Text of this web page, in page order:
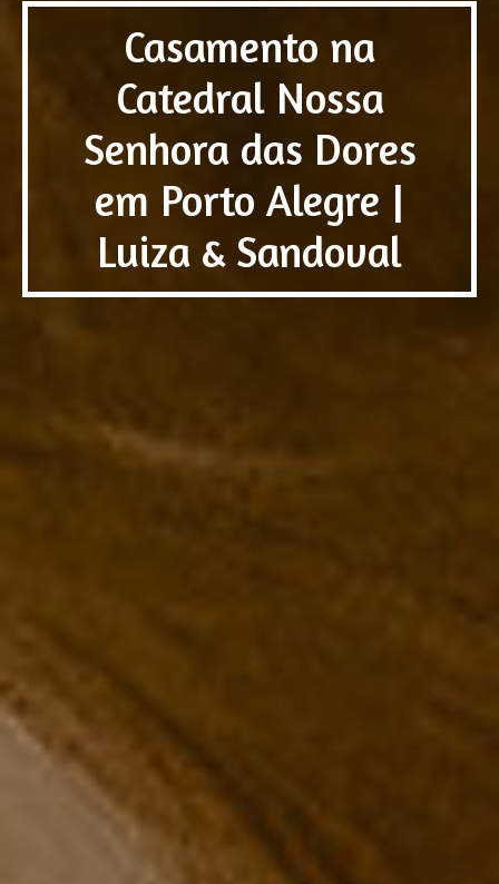
Casamento na
Catedral Nossa
Senhora das Dores
em Porto Alegre |
Luiza & Sandoval